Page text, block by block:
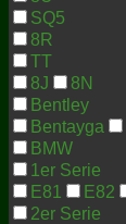
SQ5
8R
TT
8J
8N
Bentley
Bentayga
BMW
1er Serie
E81
E82
2er Serie